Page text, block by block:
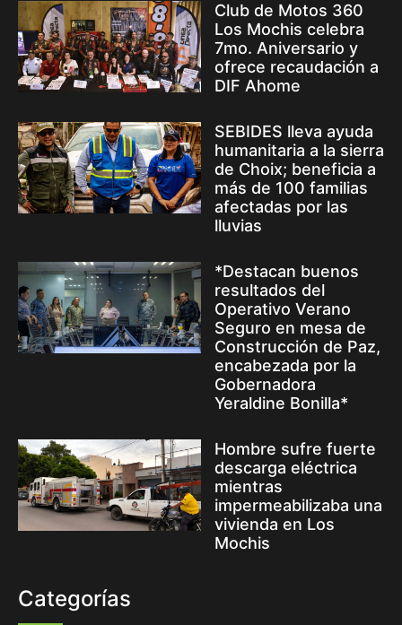
Club de Motos 360
Los Mochis celebra
7mo. Aniversario y
ofrece recaudación a
DIF Ahome
SEBIDES lleva ayuda
humanitaria a la sierra
de Choix; beneficia a
más de 100 familias
afectadas por las
lluvias
*Destacan buenos
resultados del
Operativo Verano
Seguro en mesa de
Construcción de Paz,
encabezada por la
Gobernadora
Yeraldine Bonilla*
Hombre sufre fuerte
descarga eléctrica
mientras
impermeabilizaba una
vivienda en Los
Mochis
Categorías